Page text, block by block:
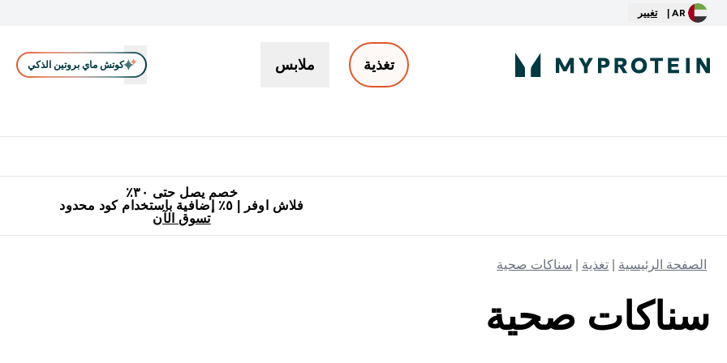
AR | تغيير
تغذية ملابس كوتش ماي بروتين الذكي
خصم يصل حتى ٣٠٪
فلاش اوفر | ٥٪ إضافية باستخدام كود محدود
تسوق الآن
الصفحة الرئيسية تغذية سناكات صحية
سناكات صحية